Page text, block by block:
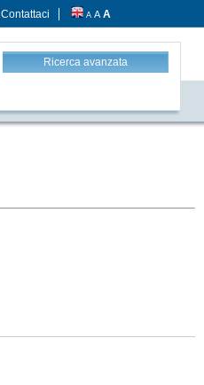
Contattaci A A A
Ricerca avanzata